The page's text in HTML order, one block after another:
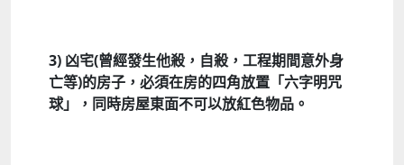
3) 凶宅(曾經發生他殺，自殺，工程期間意外身
亡等)的房子，必須在房的四角放置「六字明咒
球」， 同時房屋東面不可以放紅色物品。